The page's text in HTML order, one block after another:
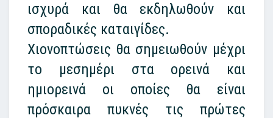
ισχυρά και θα εκδηλωθούν και
σποραδικές καταιγίδες.
Χιονοπτώσεις θα σημειωθούν μέχρι
το μεσημέρι στα ορεινά και
ημιορεινά οι οποίες θα είναι
πρόσκαιρα πυκνές τις πρώτες